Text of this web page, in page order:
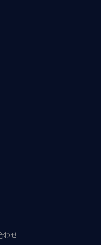
わせ